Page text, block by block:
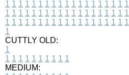
1 1 1 1 1 1 1 1 1 1 1 1 1 1 1 1 1 1 1
1 1 1 1 1 1 1 1 1 1 1 1 1 1 1 1 1 1 1
1 1 1 1 1 1 1 1 1 1 1 1 1 1 1 1 1 1 1
1
CUTTLY OLD:
1
1 1 1 1 1 1 1 1 1 1
MEDIUM: